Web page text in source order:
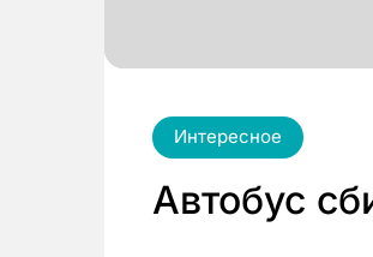
Интересное
Автобус